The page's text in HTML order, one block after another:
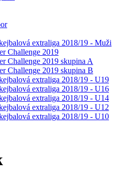
extraliga 2018/19 - Muži
Challenge 2019
Challenge 2019 skupina A
Challenge 2019 skupina B
extraliga 2018/19 - U19
extraliga 2018/19 - U16
extraliga 2018/19 - U14
extraliga 2018/19 - U12
extraliga 2018/19 - U10